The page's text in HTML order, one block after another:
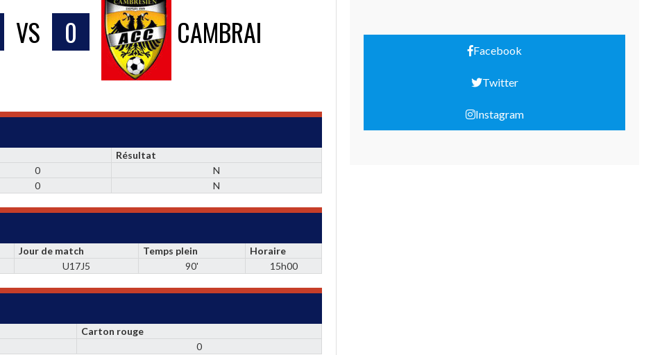
VS 0 CAMBRAI
Résultat
0
N
0 N
Jour de match Temps plein
Horaire
U17J5 90' 15h00
Carton rouge
0
Facebook
Twitter
Instagram